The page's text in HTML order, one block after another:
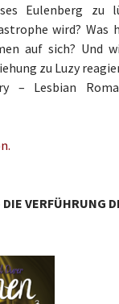
Eulenberg zu
wird? Was
auf sich? Und
zu Luzy
– Lesbian
VERFÜHRUNG